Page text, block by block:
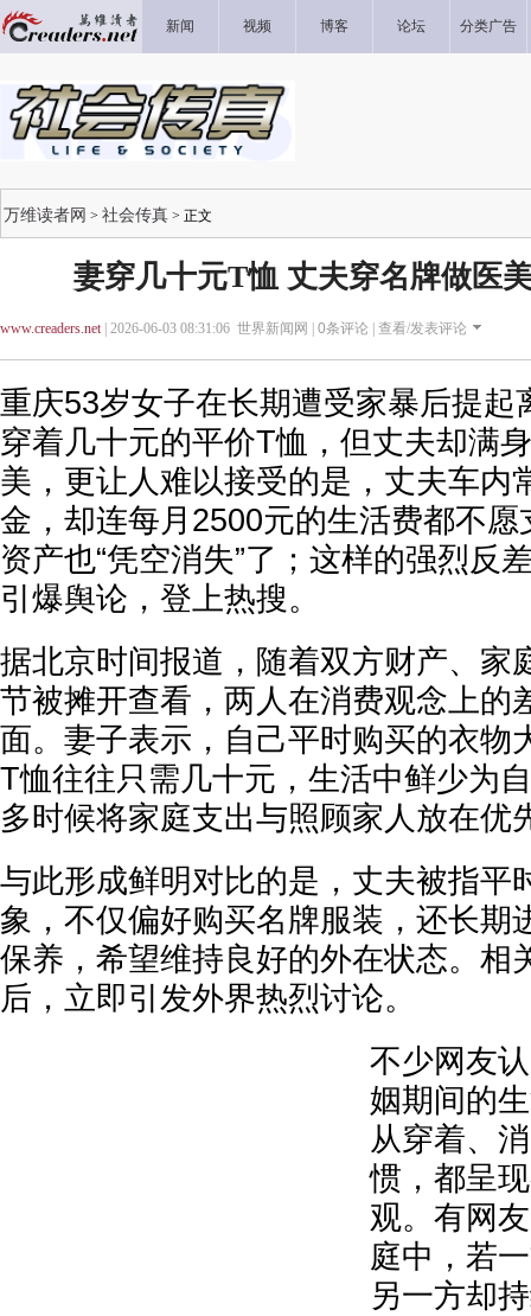
新闻 视频 博客 论坛 分类广告
万维读者网 > 社会传真 > 正文
妻穿几十元T恤 丈夫穿名牌做医
www.creaders.net| 2026-06-03 08:31:06 世界新闻网 | 0条评论 | 查看/发表评论
重庆53岁女子在长期遭受家暴后提起
穿着几十元的平价T恤，但丈夫却满
美，更让人难以接受的是，丈夫车内
金，却连每月2500元的生活费都不
资产也“凭空消失”了；这样的强烈反
引爆舆论，登上热搜。
据北京时间报道，随着双方财产、家
节被摊开查看，两人在消费观念上的
面。妻子表示，自己平时购买的衣物
T恤往往只需几十元，生活中鲜少为
多时候将家庭支出与照顾家人放在优
与此形成鲜明对比的是，丈夫被指平
象，不仅偏好购买名牌服装，还长期
保养，希望维持良好的外在状态。相
后，立即引发外界热烈讨论。
不少网友
姻期间的
从穿着、
惯，都呈
观。有网
庭中，若
另一方却